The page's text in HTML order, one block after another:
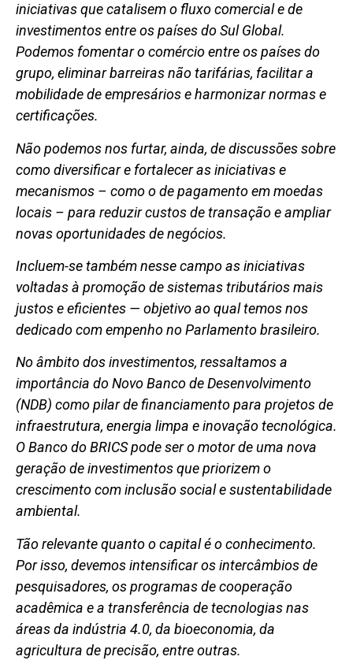
iniciativas que catalisem o fluxo comercial e de
investimentos entre os países do Sul Global.
Podemos fomentar o comércio entre os países do
grupo, eliminar barreiras não tarifárias, facilitar a
mobilidade de empresários e harmonizar normas e
certificações.
Não podemos nos furtar, ainda, de discussões sobre
como diversificar e fortalecer as iniciativas e
mecanismos – como o de pagamento em moedas
locais – para reduzir custos de transação e ampliar
novas oportunidades de negócios.
Incluem-se também nesse campo as iniciativas
voltadas à promoção de sistemas tributários mais
justos e eficientes — objetivo ao qual temos nos
dedicado com empenho no Parlamento brasileiro.
No âmbito dos investimentos, ressaltamos a
importância do Novo Banco de Desenvolvimento
(NDB) como pilar de financiamento para projetos de
infraestrutura, energia limpa e inovação tecnológica.
O Banco do BRICS pode ser o motor de uma nova
geração de investimentos que priorizem o
crescimento com inclusão social e sustentabilidade
ambiental.
Tão relevante quanto o capital é o conhecimento.
Por isso, devemos intensificar os intercâmbios de
pesquisadores, os programas de cooperação
acadêmica e a transferência de tecnologias nas
áreas da indústria 4.0, da bioeconomia, da
agricultura de precisão, entre outras.